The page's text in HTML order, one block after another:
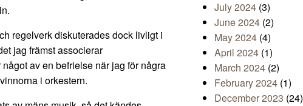
regelverk diskuterades dock livligt i
jag främst associerar
av en befrielse när jag för några
i orkestern.
July 2024 (3)
June 2024 (2)
May 2024 (4)
April 2024 (1)
March 2024 (2)
February 2024 (1)
December 2023 (24)